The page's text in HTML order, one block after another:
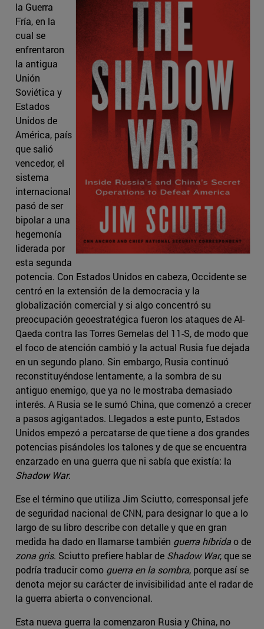
la Guerra
Fría, en la
cual se
enfrentaron
la antigua
Unión
Soviética y
Estados
Unidos de
América, país
que salió
vencedor, el
sistema
internacional
pasó de ser
bipolar a una
hegemonía
liderada por
esta segunda
potencia. Con Estados Unidos en cabeza, Occidente se
centró en la extensión de la democracia y la
globalización comercial y si algo concentró su
preocupación geoestratégica fueron los ataques de Al-
Qaeda contra las Torres Gemelas del 11-S, de modo que
el foco de atención cambió y la actual Rusia fue dejada
en un segundo plano. Sin embargo, Rusia continuó
reconstituyéndose lentamente, a la sombra de su
antiguo enemigo, que ya no le mostraba demasiado
interés. A Rusia se le sumó China, que comenzó a crecer
a pasos agigantados. Llegados a este punto, Estados
Unidos empezó a percatarse de que tiene a dos grandes
potencias pisándoles los talones y de que se encuentra
enzarzado en una guerra que ni sabía que existía: la
Shadow War.
Ese el término que utiliza Jim Sciutto, corresponsal jefe
de seguridad nacional de CNN, para designar lo que a lo
largo de su libro describe con detalle y que en gran
medida ha dado en llamarse también guerra híbridao de
zona gris. Sciutto prefiere hablar de Shadow War, que se
podría traducir como guerra en la sombra, porque así se
denota mejor su carácter de invisibilidad ante el radar de
la guerra abierta o convencional.
Esta nueva guerra la comenzaron Rusia y China, no